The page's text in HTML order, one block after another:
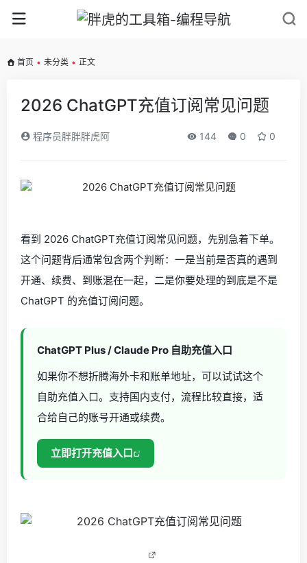
首页 • 未分类 • 正文
2026 ChatGPT充值订阅常见问题
程序员胖胖胖虎阿 144 0 0
看到 2026 ChatGPT充值订阅常见问题，先别急着下单。
这个问题背后通常包含两个判断：一是当前是否真的遇到
开通、续费、到账混在一起，二是你要处理的到底是不是
ChatGPT 的充值订阅问题。
ChatGPT Plus / Claude Pro 自助充值入口
如果你不想折腾海外卡和账单地址，可以试试这个
自助充值入口。支持国内支付，流程比较直接，适
合给自己的账号开通或续费。
立即打开充值入口